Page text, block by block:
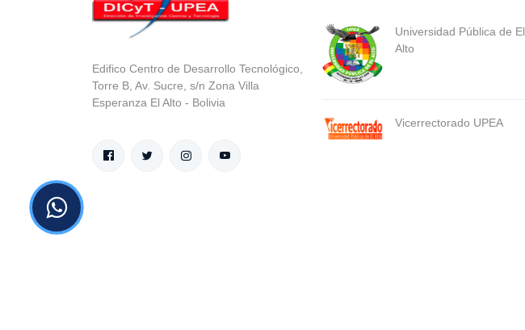
Edifico Centro de Desarrollo Tecnológico,
Torre B, Av. Sucre, s/n Zona Villa
Esperanza El Alto - Bolivia
Universidad Pública de El
Alto
Vicerrectorado UPEA